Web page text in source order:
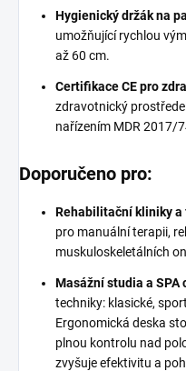
Hygienický držák na
umožňující rychlou
až 60 cm.
Certifikace CE pro
zdravotnický
nařízením MDR 2017/
Doporučeno pro:
Rehabilitační kliniky
pro manuální terapii,
muskuloskeletálních
Masážní studia a SPA
techniky: klasické,
Ergonomická deska
plnou kontrolu nad
zvyšuje efektivitu a